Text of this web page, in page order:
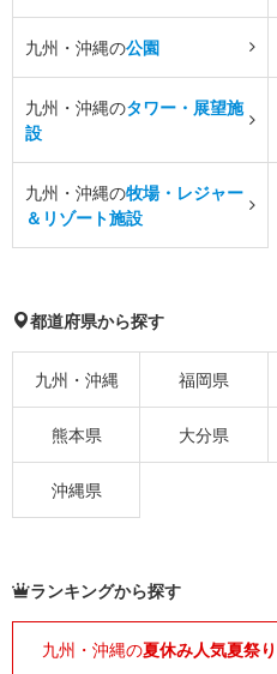
九州・沖縄の公園
九州・沖縄のタワー・展望施
設
九州・沖縄の牧場・レジャー
＆リゾート施設
都道府県から探す
九州・沖縄 福岡県
熊本県 大分県
沖縄県
ランキングから探す
九州・沖縄の夏休み人気夏祭り